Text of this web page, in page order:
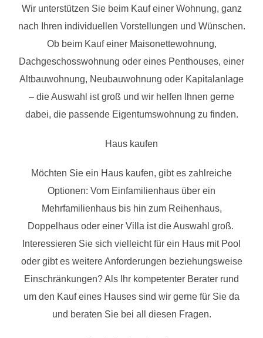
Wir unterstützen Sie beim Kauf einer Wohnung, ganz
nach Ihren individuellen Vorstellungen und Wünschen.
Ob beim Kauf einer Maisonettewohnung,
Dachgeschosswohnung oder eines Penthouses, einer
Altbauwohnung, Neubauwohnung oder Kapitalanlage
– die Auswahl ist groß und wir helfen Ihnen gerne
dabei, die passende Eigentumswohnung zu finden.
Haus kaufen
Möchten Sie ein Haus kaufen, gibt es zahlreiche
Optionen: Vom Einfamilienhaus über ein
Mehrfamilienhaus bis hin zum Reihenhaus,
Doppelhaus oder einer Villa ist die Auswahl groß.
Interessieren Sie sich vielleicht für ein Haus mit Pool
oder gibt es weitere Anforderungen beziehungsweise
Einschränkungen? Als Ihr kompetenter Berater rund
um den Kauf eines Hauses sind wir gerne für Sie da
und beraten Sie bei all diesen Fragen.